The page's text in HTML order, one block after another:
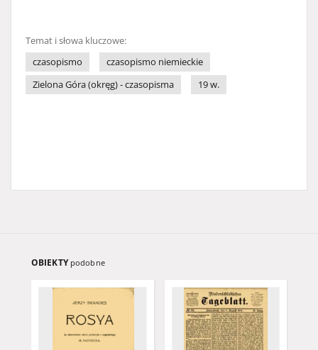
Temat i słowa kluczowe:
czasopismo
czasopismo niemieckie
Zielona Góra (okręg) - czasopisma
19 w.
OBIEKTY podobne